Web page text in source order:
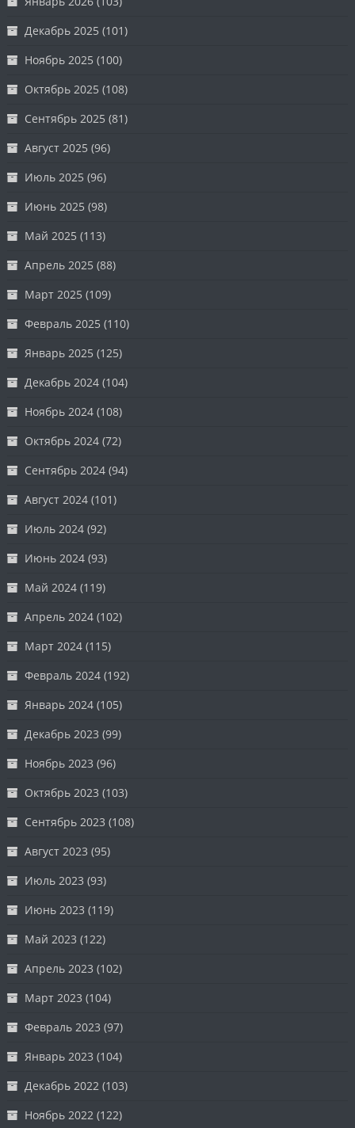
Декабрь 2025 (101)
Ноябрь 2025 (100)
Октябрь 2025 (108)
Сентябрь 2025 (81)
Август 2025 (96)
Июль 2025 (96)
Июнь 2025 (98)
Май 2025 (113)
Апрель 2025 (88)
Март 2025 (109)
Февраль 2025 (110)
Январь 2025 (125)
Декабрь 2024 (104)
Ноябрь 2024 (108)
Октябрь 2024 (72)
Сентябрь 2024 (94)
Август 2024 (101)
Июль 2024 (92)
Июнь 2024 (93)
Май 2024 (119)
Апрель 2024 (102)
Март 2024 (115)
Февраль 2024 (192)
Январь 2024 (105)
Декабрь 2023 (99)
Ноябрь 2023 (96)
Октябрь 2023 (103)
Сентябрь 2023 (108)
Август 2023 (95)
Июль 2023 (93)
Июнь 2023 (119)
Май 2023 (122)
Апрель 2023 (102)
Март 2023 (104)
Февраль 2023 (97)
Январь 2023 (104)
Декабрь 2022 (103)
Ноябрь 2022 (122)